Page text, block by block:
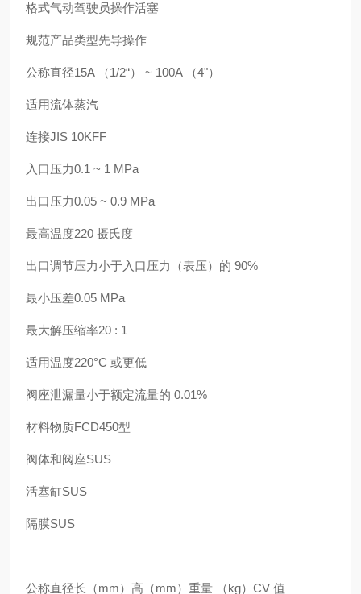
格式气动驾驶员操作活塞
规范产品类型先导操作
公称直径15A （1/2“） ~ 100A （4"）
适用流体蒸汽
连接JIS 10KFF
入口压力0.1 ~ 1 MPa
出口压力0.05 ~ 0.9 MPa
最高温度220 摄氏度
出口调节压力小于入口压力（表压）的 90%
最小压差0.05 MPa
最大解压缩率20 : 1
适用温度220°C 或更低
阀座泄漏量小于额定流量的 0.01%
材料物质FCD450型
阀体和阀座SUS
活塞缸SUS
隔膜SUS
公称直径长（mm）高（mm）重量 （kg）CV 值